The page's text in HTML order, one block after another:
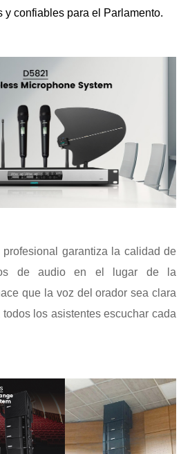
y confiables para el Parlamento.
garantiza la calidad de
de audio en el lugar de la
que la voz del orador sea clara
los asistentes escuchar cada